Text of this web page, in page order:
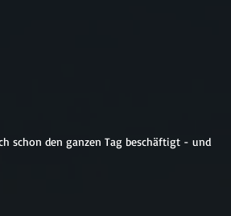
schon den ganzen Tag beschäftigt - und